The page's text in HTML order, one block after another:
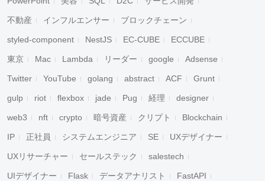
不動産 インフルエンサー ブロックチェーン
styled-component NestJS EC-CUBE ECCUBE
東京 Mac Lambda リーダー google Adsense
Twitter YouTube golang abstract ACF Grunt
gulp riot flexbox jade Pug 経理 designer
web3 nft crypto 暗号資産 クリプト Blockchain
IP 正社員 システムエンジニア SE UXデザイナー
UXリサーチャー セールステック salestech
UIデザイナー Flask データアナリスト FastAPI